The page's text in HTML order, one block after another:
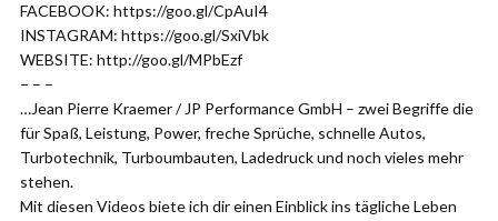
FACEBOOK: https://goo.gl/CpAuI4
INSTAGRAM: https://goo.gl/SxiVbk
WEBSITE: http://goo.gl/MPbEzf
– – –
…Jean Pierre Kraemer / JP Performance GmbH – zwei Begriffe die
für Spaß, Leistung, Power, freche Sprüche, schnelle Autos,
Turbotechnik, Turboumbauten, Ladedruck und noch vieles mehr
stehen.
Mit diesen Videos biete ich dir einen Einblick ins tägliche Leben